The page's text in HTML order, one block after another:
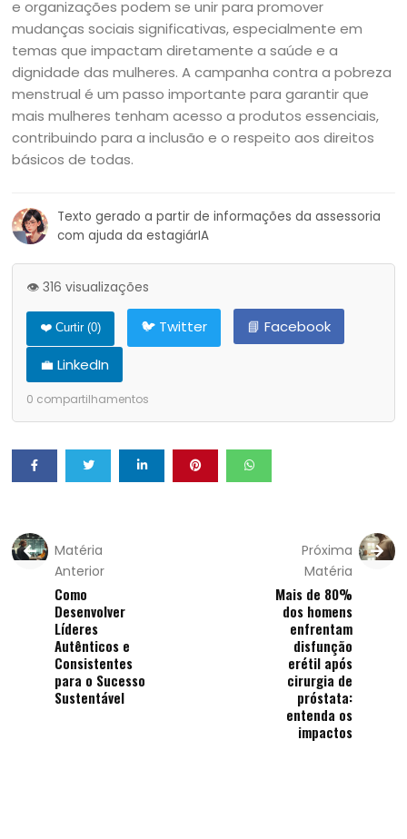
e organizações podem se unir para promover
mudanças sociais significativas, especialmente em
temas que impactam diretamente a saúde e a
dignidade das mulheres. A campanha contra a pobreza
menstrual é um passo importante para garantir que
mais mulheres tenham acesso a produtos essenciais,
contribuindo para a inclusão e o respeito aos direitos
básicos de todas.
Texto gerado a partir de informações da assessoria
com ajuda da estagiárIA
👁️ 316 visualizações
❤️ Curtir (0) 🐦 Twitter
📘 Facebook
💼 LinkedIn
0 compartilhamentos
Matéria
Anterior
Como
Desenvolver
Líderes
Autênticos e
Consistentes
para o Sucesso
Sustentável
Próxima
Matéria
Mais de 80%
dos homens
enfrentam
disfunção
erétil após
cirurgia de
próstata:
entenda os
impactos